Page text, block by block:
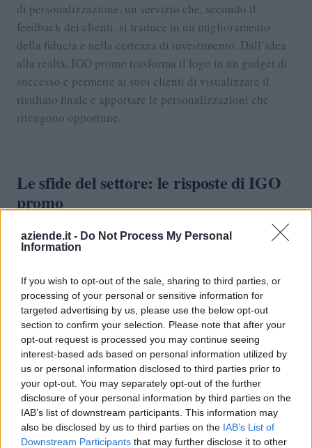
aziende.it - Do Not Process My Personal
Information
If you wish to opt-out of the sale, sharing to third parties, or
processing of your personal or sensitive information for
targeted advertising by us, please use the below opt-out
section to confirm your selection. Please note that after your
opt-out request is processed you may continue seeing
interest-based ads based on personal information utilized by
us or personal information disclosed to third parties prior to
your opt-out. You may separately opt-out of the further
disclosure of your personal information by third parties on the
IAB’s list of downstream participants. This information may
also be disclosed by us to third parties on the IAB’s List of
Downstream Participants that may further disclose it to other
di personalizzazione, un servizio che, secondo il
feedback dei clienti, si traduce in un miglioramento
della fiducia e nella certezza di investimento. Dall’idea
alla realtà, IGO promo trasforma il logo in un gadget di
successo e permette ai suoi clienti di visualizzare il
risultato finale e apportare le personalizzazioni che
ritengono opportune.
Le sfide del settore: le risposte di IGO
promo
Nonostante i successi, l'azienda non è immune dalle
sfide che caratterizzano il settore. Un tema crescente è
imprese, che richiede un approccio sempre più
sostenibile nella produzione degli articoli promozionali.
A questo proposito, IGO promo ha intrapreso un
percorso di responsabilità ambientale, investendo in
pratiche produttive che minimizzano l'impatto
ecologico. Sebbene non tutti i competitor nel settore
abbiano adottato misure simili, è evidente che la
domanda di pratiche sostenibili sta crescendo, e aziende
come IGO promo potrebbero trarre vantaggio da